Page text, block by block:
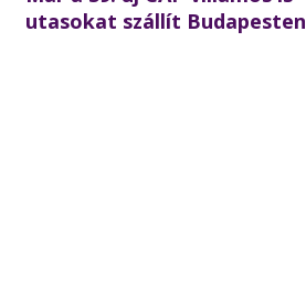
utasokat szállít Budapesten